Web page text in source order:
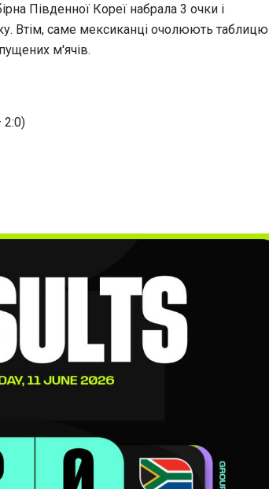
Південної Кореї набрала 3 очки і
Втім, саме мексиканці очолюють таблицю
м'ячів.
2:0)